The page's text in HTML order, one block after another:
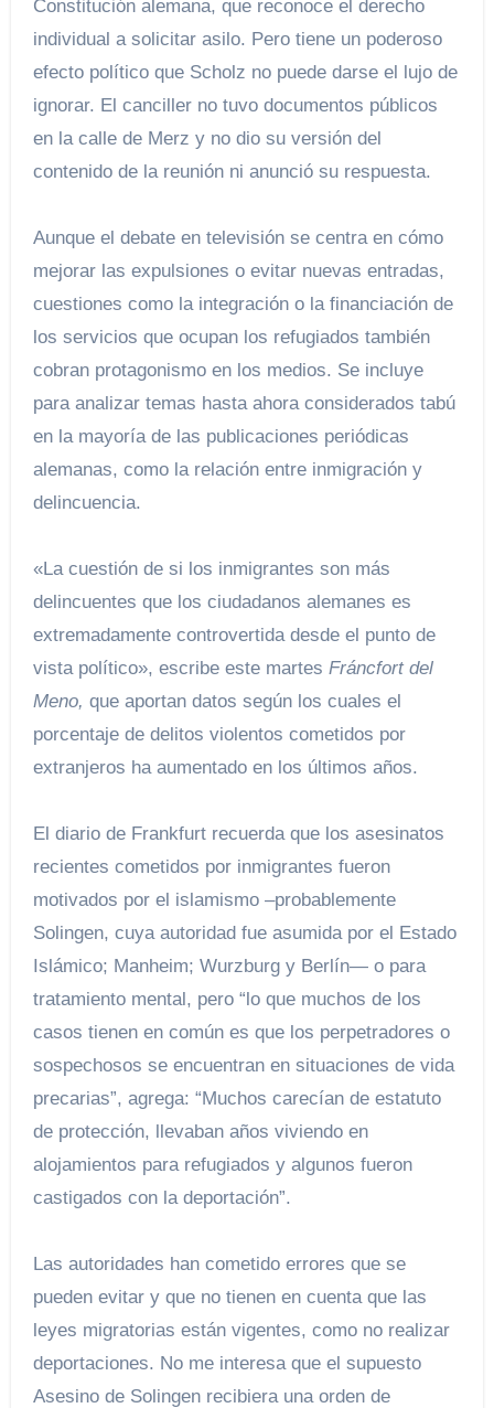
Constitución alemana, que reconoce el derecho
individual a solicitar asilo. Pero tiene un poderoso
efecto político que Scholz no puede darse el lujo de
ignorar. El canciller no tuvo documentos públicos
en la calle de Merz y no dio su versión del
contenido de la reunión ni anunció su respuesta.
Aunque el debate en televisión se centra en cómo
mejorar las expulsiones o evitar nuevas entradas,
cuestiones como la integración o la financiación de
los servicios que ocupan los refugiados también
cobran protagonismo en los medios. Se incluye
para analizar temas hasta ahora considerados tabú
en la mayoría de las publicaciones periódicas
alemanas, como la relación entre inmigración y
delincuencia.
«La cuestión de si los inmigrantes son más
delincuentes que los ciudadanos alemanes es
extremadamente controvertida desde el punto de
vista político», escribe este martes Fráncfort del
Meno, que aportan datos según los cuales el
porcentaje de delitos violentos cometidos por
extranjeros ha aumentado en los últimos años.
El diario de Frankfurt recuerda que los asesinatos
recientes cometidos por inmigrantes fueron
motivados por el islamismo –probablemente
Solingen, cuya autoridad fue asumida por el Estado
Islámico; Manheim; Wurzburg y Berlín— o para
tratamiento mental, pero “lo que muchos de los
casos tienen en común es que los perpetradores o
sospechosos se encuentran en situaciones de vida
precarias”, agrega: “Muchos carecían de estatuto
de protección, llevaban años viviendo en
alojamientos para refugiados y algunos fueron
castigados con la deportación”.
Las autoridades han cometido errores que se
pueden evitar y que no tienen en cuenta que las
leyes migratorias están vigentes, como no realizar
deportaciones. No me interesa que el supuesto
Asesino de Solingen recibiera una orden de